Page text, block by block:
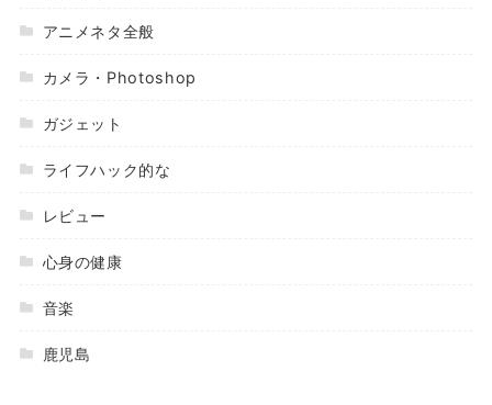
アニメネタ全般
カメラ・Photoshop
ガジェット
ライフハック的な
レビュー
心身の健康
音楽
鹿児島